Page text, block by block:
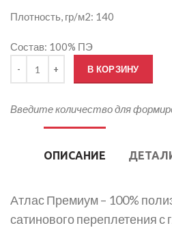
Плотность, гр/м2: 140
Состав: 100% ПЭ
В КОРЗИНУ
Введите количество для
ОПИСАНИЕ
Атлас Премиум – 100%
сатинового переплетения с